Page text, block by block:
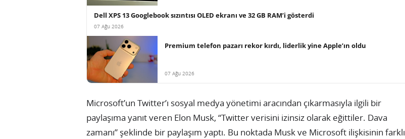
Dell XPS 13 Googlebook sızıntısı OLED ekranı ve 32 GB RAM’i gösterdi
07 Ağu 2026
Premium telefon pazarı rekor kırdı, liderlik yine Apple’ın oldu
07 Ağu 2026
Microsoft’un Twitter’ı sosyal medya yönetimi aracından çıkarmasıyla ilgili bir
paylaşıma yanıt veren Elon Musk, “Twitter verisini izinsiz olarak eğittiler. Dava
zamanı” şeklinde bir paylaşım yaptı. Bu noktada Musk ve Microsoft ilişkisinin farklı